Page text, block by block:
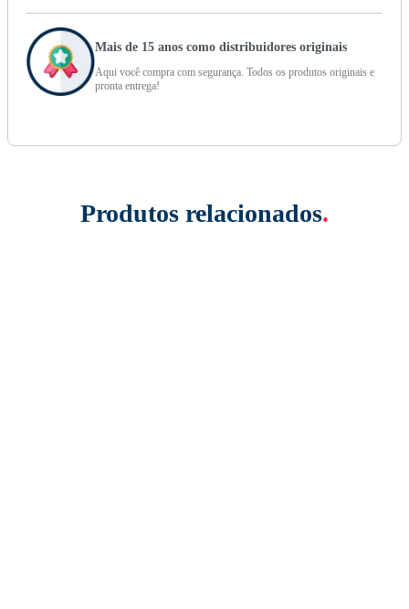
Mais de 15 anos como distribuidores originais
Aqui você compra com segurança. Todos os produtos originais e
pronta entrega!
Produtos relacionados.